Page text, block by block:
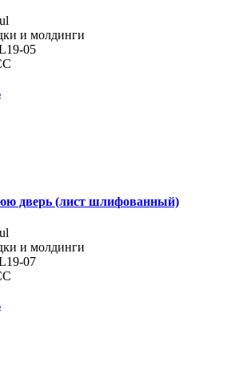
и молдинги
05
дверь (лист шлифованный)
и молдинги
07